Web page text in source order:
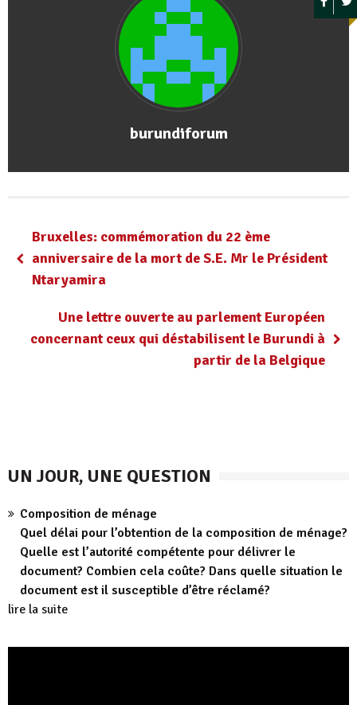
burundiforum
Bruxelles: commémoration du 22 ème
anniversaire de la mort de S.E. Mr le Président
Ntaryamira
Une lettre ouverte au parlement Européen
concernant ceux qui déstabilisent le Burundi à
partir de la Belgique
UN JOUR, UNE QUESTION
Composition de ménage
Quel délai pour l’obtention de la composition de ménage?
Quelle est l’autorité compétente pour délivrer le
document? Combien cela coûte? Dans quelle situation le
document est il susceptible d’être réclamé?
lire la suite